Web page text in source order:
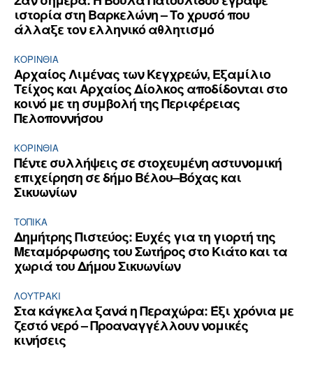
ιστορία στη Βαρκελώνη – Το χρυσό που
άλλαξε τον ελληνικό αθλητισμό
ΚΟΡΙΝΘΊΑ
Αρχαίος Λιμένας των Κεγχρεών, Εξαμίλιο
Τείχος και Aρχαίος Δίολκος αποδίδονται στο
κοινό με τη συμβολή της Περιφέρειας
Πελοποννήσου
ΚΟΡΙΝΘΊΑ
Πέντε συλλήψεις σε στοχευμένη αστυνομική
επιχείρηση σε δήμο Βέλου–Βόχας και
Σικυωνίων
ΤΟΠΙΚΑ
Δημήτρης Πιστεύος: Ευχές για τη γιορτή της
Μεταμόρφωσης του Σωτήρος στο Κιάτο και τα
χωριά του Δήμου Σικυωνίων
ΛΟΥΤΡΆΚΙ
Στα κάγκελα ξανά η Περαχώρα: Έξι χρόνια με
ζεστό νερό – Προαναγγέλλουν νομικές
κινήσεις